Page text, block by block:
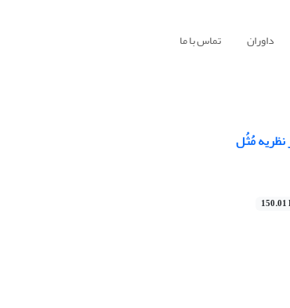
داوران تماس با ما
نظریه مُثُل
150.01